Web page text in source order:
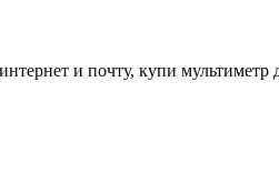
и почту, купи